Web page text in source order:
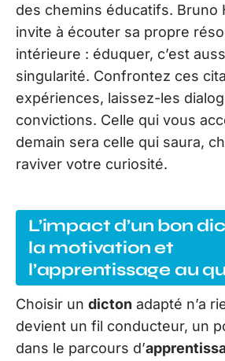
des chemins éducatifs. Bruno
invite à écouter sa propre
intérieure : éduquer, c’est
singularité. Confrontez ces
expériences, laissez-les
convictions. Celle qui vous
demain sera celle qui saura,
raviver votre curiosité.
L’impact d’un bon
la motivation et
l’apprentissage au
Choisir un dicton adapté n’a
devient un fil conducteur, un
dans le parcours d’